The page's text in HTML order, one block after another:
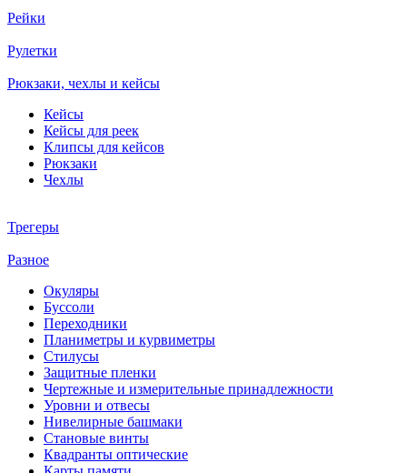
Рейки
Рулетки
Рюкзаки, чехлы и кейсы
Кейсы
Кейсы для реек
Клипсы для кейсов
Рюкзаки
Чехлы
Трегеры
Разное
Окуляры
Буссоли
Переходники
Планиметры и курвиметры
Стилусы
Защитные пленки
Чертежные и измерительные принадлежности
Уровни и отвесы
Нивелирные башмаки
Становые винты
Квадранты оптические